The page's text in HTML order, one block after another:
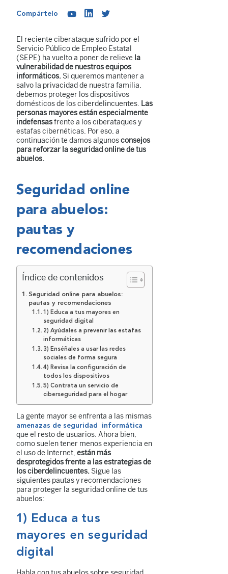
Compártelo
El reciente ciberataque sufrido por el
Servicio Público de Empleo Estatal
(SEPE) ha vuelto a poner de relieve la
vulnerabilidad de nuestros equipos
informáticos. Si queremos mantener a
salvo la privacidad de nuestra familia,
debemos proteger los dispositivos
domésticos de los ciberdelincuentes. Las
personas mayores están especialmente
indefensasfrente a los ciberataques y
estafas cibernéticas. Por eso, a
continuación te damos algunosconsejos
para reforzar la seguridad online de tus
abuelos.
Seguridad online
para abuelos:
pautas y
recomendaciones
Índice de contenidos
Seguridad online para abuelos:
pautas y recomendaciones
1) Educa a tus mayores en
seguridad digital
2) Ayúdales a prevenir las estafas
informáticas
3) Enséñales a usar las redes
sociales de forma segura
4) Revisa la configuración de
todos los dispositivos
5) Contrata un servicio de
ciberseguridad para el hogar
La gente mayor se enfrenta a las mismas
amenazas de seguridad informática
que el resto de usuarios. Ahora bien,
como suelen tener menos experiencia en
el uso de Internet, están más
desprotegidos frente a las estrategias de
los ciberdelincuentes. Sigue las
siguientes pautas y recomendaciones
para proteger la seguridad online de tus
abuelos:
1) Educa a tus
mayores en seguridad
digital